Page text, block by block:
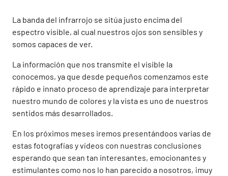
La banda del infrarrojo se sitúa justo encima del
espectro visible, al cual nuestros ojos son sensibles y
somos capaces de ver.
La información que nos transmite el visible la
conocemos, ya que desde pequeños comenzamos este
rápido e innato proceso de aprendizaje para interpretar
nuestro mundo de colores y la vista es uno de nuestros
sentidos más desarrollados.
En los próximos meses iremos presentándoos varias de
estas fotografías y vídeos con nuestras conclusiones
esperando que sean tan interesantes, emocionantes y
estimulantes como nos lo han parecido a nosotros, ¡muy